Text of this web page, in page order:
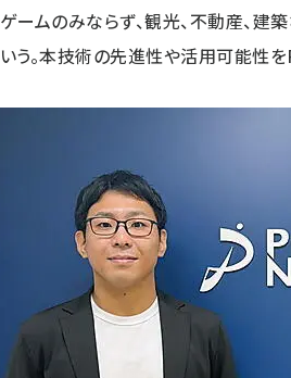
ゲームのみならず、観光、不動産、
いう。本技術の先進性や活用可能性を